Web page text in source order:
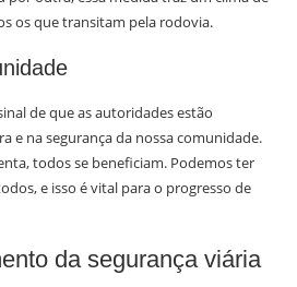
os que transitam pela rodovia.
de que as autoridades estão
e na segurança da nossa comunidade.
todos se beneficiam. Podemos ter
e isso é vital para o progresso de
da segurança viária